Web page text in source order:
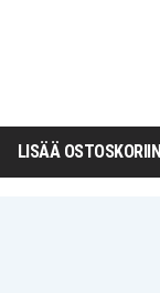
LISÄÄ OSTOSKORIIN